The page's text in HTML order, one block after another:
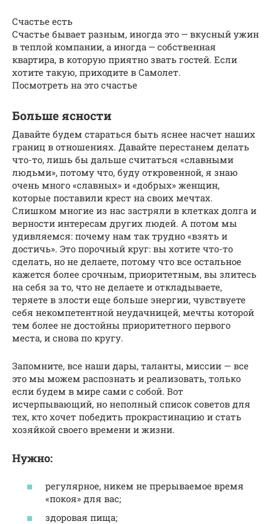
Счастье есть
Счастье бывает разным, иногда это — вкусный ужин
в теплой компании, а иногда — собственная
квартира, в которую приятно звать гостей. Если
хотите такую, приходите в Самолет.
Посмотреть на это счастье
Больше ясности
Давайте будем стараться быть яснее насчет наших
границ в отношениях. Давайте перестанем делать
что-то, лишь бы дальше считаться «славными
людьми», потому что, буду откровенной, я знаю
очень много «славных» и «добрых» женщин,
которые поставили крест на своих мечтах.
Слишком многие из нас застряли в клетках долга и
верности интересам других людей. А потом мы
удивляемся: почему нам так трудно «взять и
достичь». Это порочный круг: вы хотите что-то
сделать, но не делаете, потому что все остальное
кажется более срочным, приоритетным, вы злитесь
на себя за то, что не делаете и откладываете,
теряете в злости еще больше энергии, чувствуете
себя некомпетентной неудачницей, мечты которой
тем более не достойны приоритетного первого
места, и снова по кругу.
Запомните, все наши дары, таланты, миссии — все
это мы можем распознать и реализовать, только
если будем в мире сами с собой. Вот
исчерпывающий, но неполный список советов для
тех, кто хочет победить прокрастинацию и стать
хозяйкой своего времени и жизни.
Нужно:
регулярное, никем не прерываемое время
«покоя» для вас;
здоровая пища;